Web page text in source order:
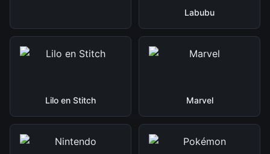
Labubu
Lilo en Stitch Marvel